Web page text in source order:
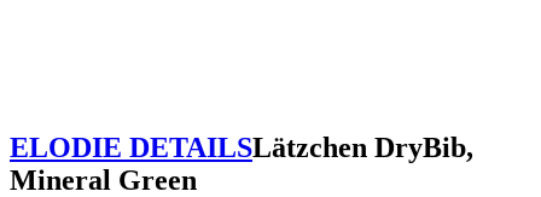
ELODIE DETAILSLätzchen DryBib,
Mineral Green